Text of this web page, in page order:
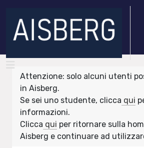
Attenzione: solo alcuni utenti
in Aisberg.
Se sei uno studente, clicca qui
informazioni.
Clicca qui per ritornare sulla
Aisberg e continuare ad